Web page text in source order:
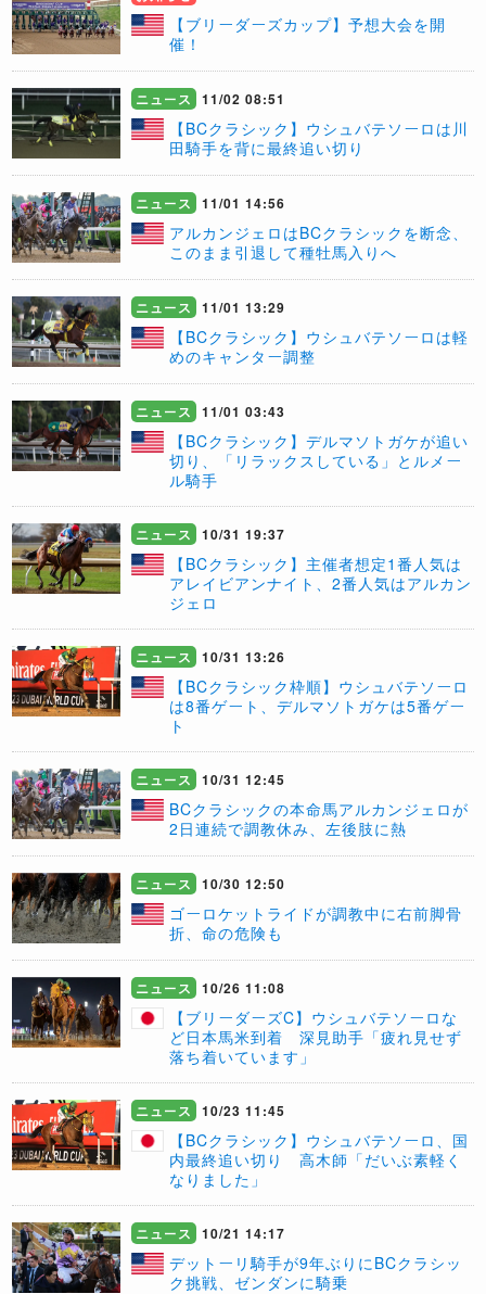
【ブリーダーズカップ】予想大会を開
催！
ニュース 11/02 08:51
【BCクラシック】ウシュバテソーロは川
田騎手を背に最終追い切り
ニュース 11/01 14:56
アルカンジェロはBCクラシックを断念、
このまま引退して種牡馬入りへ
ニュース 11/01 13:29
【BCクラシック】ウシュバテソーロは軽
めのキャンター調整
ニュース 11/01 03:43
【BCクラシック】デルマソトガケが追い
切り、「リラックスしている」とルメー
ル騎手
ニュース 10/31 19:37
【BCクラシック】主催者想定1番人気は
アレイビアンナイト、2番人気はアルカン
ジェロ
ニュース 10/31 13:26
【BCクラシック枠順】ウシュバテソーロ
は8番ゲート、デルマソトガケは5番ゲー
ト
ニュース 10/31 12:45
​BCクラシックの本命馬アルカンジェロが
2日連続で調教休み、左後肢に熱
ニュース 10/30 12:50
​ゴーロケットライドが調教中に右前脚骨
折、命の危険も
ニュース 10/26 11:08
【ブリーダーズC】ウシュバテソーロな
ど日本馬米到着 深見助手「疲れ見せず
落ち着いています」
ニュース 10/23 11:45
【BCクラシック】ウシュバテソーロ、国
内最終追い切り 高木師「だいぶ素軽く
なりました」
ニュース 10/21 14:17
デットーリ騎手が9年ぶりにBCクラシッ
ク挑戦、ゼンダンに騎乗